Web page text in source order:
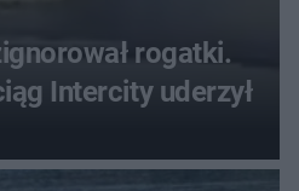
rogatki.
Intercity uderzył